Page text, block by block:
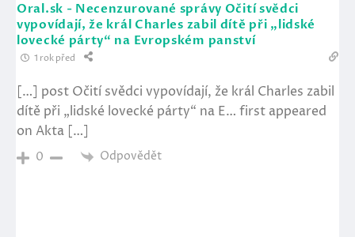
Oral.sk - Necenzurované správy Očití svědci
vypovídají, že král Charles zabil dítě při „lidské
lovecké párty“ na Evropském panství
1 rok před
[…] post Očití svědci vypovídají, že král Charles zabil
dítě při „lidské lovecké párty“ na E… first appeared
on Akta […]
0 Odpovědět